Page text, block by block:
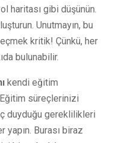
haritası gibi düşünün.
Unutmayın, bu
kritik! Çünkü, her
bulunabilir.
kendi eğitim
süreçlerinizi
duyduğu gereklilikleri
Burası biraz